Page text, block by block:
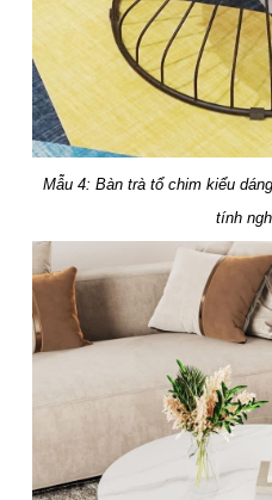
Mẫu 4: Bàn trà tổ chim kiểu
tính